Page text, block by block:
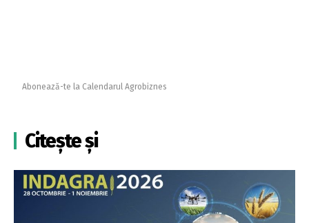
Abonează-te la Calendarul Agrobiznes
Citește și